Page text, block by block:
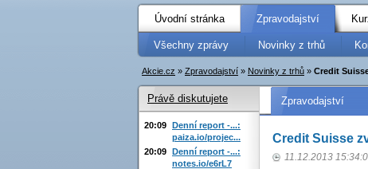
Úvodní stránka Zpravodajství
Všechny zprávy Novinky z trhů
Akcie.cz » Zpravodajství » Novinky z trhů » Credit
Zpravodajství
Credit Suisse
11.12.2013
Právě diskutujete
20:09 Denní report -...:
paiza.io/projec...
20:09 Denní report -...:
notes.io/e6rL7